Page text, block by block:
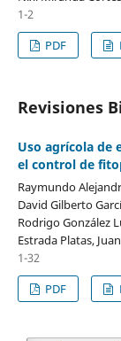
1-2
PDF
Revisiones
Uso agrícola de
el control de
Raymundo
David Gilberto
Rodrigo González
Estrada Platas,
1-32
PDF